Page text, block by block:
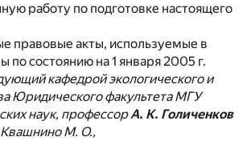
работу по подготовке настоящего
правовые акты, используемые в
по состоянию на 1 января 2005 г.
кафедрой экологического и
Юридического факультета МГУ
наук, профессорА. К. Голиченков
М. О.,